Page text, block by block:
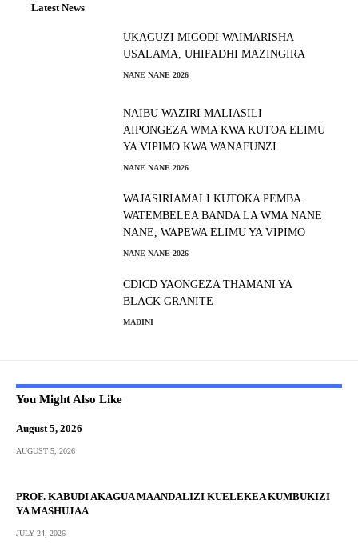
Latest News
UKAGUZI MIGODI WAIMARISHA
USALAMA, UHIFADHI MAZINGIRA
NANE NANE 2026
NAIBU WAZIRI MALIASILI
AIPONGEZA WMA KWA KUTOA ELIMU
YA VIPIMO KWA WANAFUNZI
NANE NANE 2026
WAJASIRIAMALI KUTOKA PEMBA
WATEMBELEA BANDA LA WMA NANE
NANE, WAPEWA ELIMU YA VIPIMO
NANE NANE 2026
CDICD YAONGEZA THAMANI YA
BLACK GRANITE
MADINI
You Might Also Like
August 5, 2026
AUGUST 5, 2026
PROF. KABUDI AKAGUA MAANDALIZI KUELEKEA KUMBUKIZI
YA MASHUJAA
JULY 24, 2026